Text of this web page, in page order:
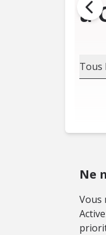
à
Tous
Ne
Vous